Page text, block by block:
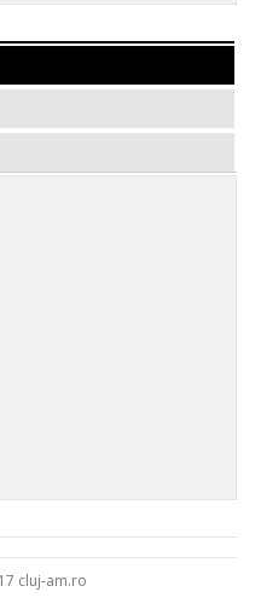
cluj-am.ro